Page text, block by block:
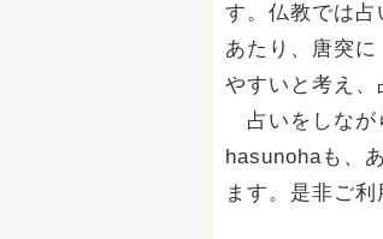
す。仏教では
あたり、唐突
やすいと考え、
占いをしなが
hasunohaも、
ます。是非ご利